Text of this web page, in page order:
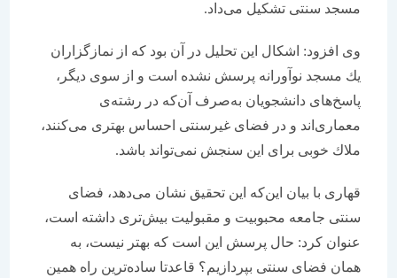
مسجد سنتی تشكیل می‌داد.
وی افزود: اشكال این تحلیل در آن بود كه از نمازگزاران
یك مسجد نوآورانه پرسش نشده است و از سوی دیگر،
پاسخ‌های دانشجویان به‌صرف آن‌كه در رشته‌ی
معماری‌اند و در فضای غیرسنتی احساس بهتری می‌كنند،
ملاك خوبی برای این سنجش نمی‌تواند باشد.
قهاری با بیان این‌كه این تحقیق نشان می‌دهد، فضای
سنتی جامعه محبوبیت و مقبولیت بیش‌تری داشته است،
عنوان كرد: حال پرسش این است كه بهتر نیست، به
همان فضای سنتی بپردازیم؟ قاعدتا ساده‌ترین راه همین